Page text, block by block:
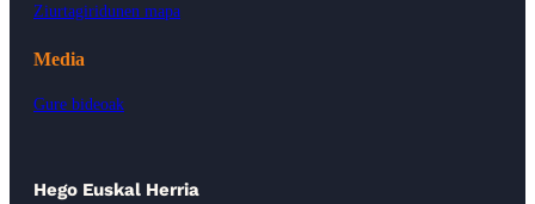
Ziurtagiridunen mapa
Media
Gure bideoak
Hego Euskal Herria